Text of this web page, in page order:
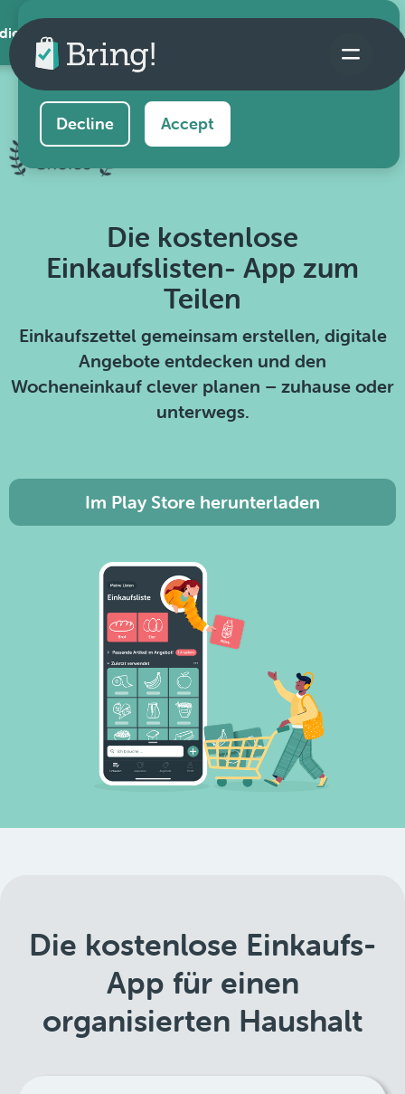
AppThis website uses cookies to ensure you get the
best experience on our website.
Decline Accept
Die kostenlose
Einkaufslisten- App zum
Teilen
Einkaufszettel gemeinsam erstellen, digitale
Angebote entdecken und den
Wocheneinkauf clever planen – zuhause oder
unterwegs.
Im Play Store herunterladen
Die kostenlose Einkaufs-
App für einen
organisierten Haushalt